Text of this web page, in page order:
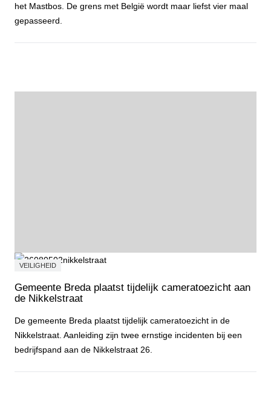
het Mastbos. De grens met België wordt maar liefst vier maal
gepasseerd.
VEILIGHEID
Gemeente Breda plaatst tijdelijk cameratoezicht aan
de Nikkelstraat
De gemeente Breda plaatst tijdelijk cameratoezicht in de
Nikkelstraat. Aanleiding zijn twee ernstige incidenten bij een
bedrijfspand aan de Nikkelstraat 26.